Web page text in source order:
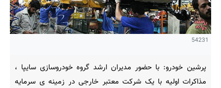
54231
پرشین خودرو: با حضور مدیران ارشد گروه خودروسازی سایپا ،
مذاکرات اولیه با یک شرکت معتبر خارجی در زمینه ی سرمایه